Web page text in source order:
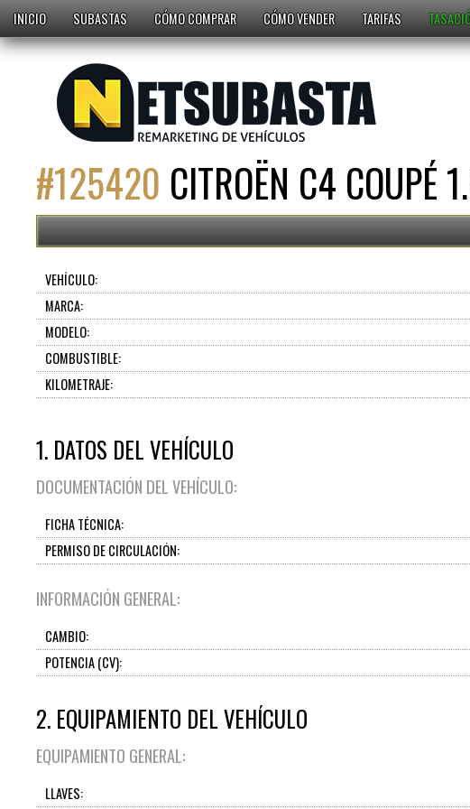
INICIO SUBASTAS CÓMO COMPRAR CÓMO VENDER TARIFAS
#125420 CITROËN C4 COUPÉ
VEHÍCULO:
MARCA:
MODELO:
COMBUSTIBLE:
KILOMETRAJE:
1. DATOS DEL VEHÍCULO
DOCUMENTACIÓN DEL VEHÍCULO:
FICHA TÉCNICA:
PERMISO DE CIRCULACIÓN:
INFORMACIÓN GENERAL:
CAMBIO:
POTENCIA (CV):
2. EQUIPAMIENTO DEL VEHÍCULO
EQUIPAMIENTO GENERAL:
LLAVES: